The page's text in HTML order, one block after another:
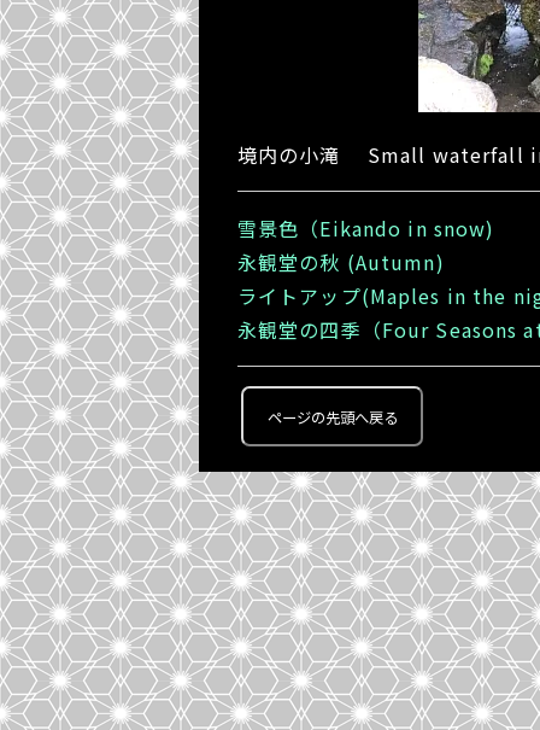
境内の小滝 Small waterfall
雪景色（Eikando in snow)
永観堂の秋 (Autumn)
ライトアップ(Maples in the
永観堂の四季（Four Seasons
ページの先頭へ戻る